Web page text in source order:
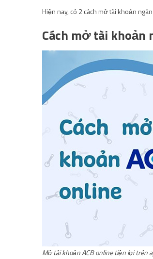
Hiện nay, có 2 cách mở tài khoản
Cách mở tài khoản
Mở tài khoản ACB online tiện lợi trên